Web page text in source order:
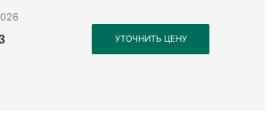
УТОЧНИТЬ ЦЕНУ